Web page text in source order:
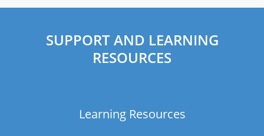
SUPPORT AND LEARNING
RESOURCES
Learning Resources